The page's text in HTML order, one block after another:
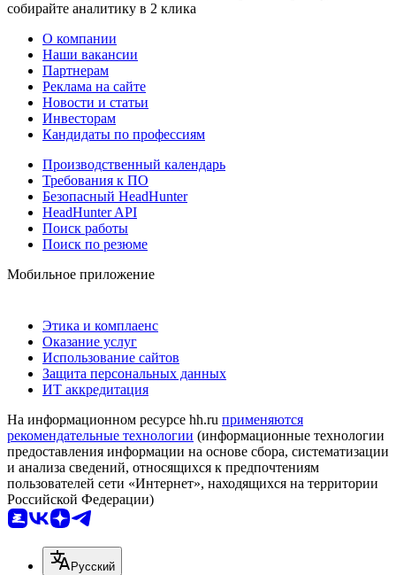
собирайте аналитику в 2 клика
О компании
Наши вакансии
Партнерам
Реклама на сайте
Новости и статьи
Инвесторам
Кандидаты по профессиям
Производственный календарь
Требования к ПО
Безопасный HeadHunter
HeadHunter API
Поиск работы
Поиск по резюме
Мобильное приложение
Этика и комплаенс
Оказание услуг
Использование сайтов
Защита персональных данных
ИТ аккредитация
На информационном ресурсе hh.ru применяются
рекомендательные технологии (информационные технологии
предоставления информации на основе сбора, систематизации
и анализа сведений, относящихся к предпочтениям
пользователей сети «Интернет», находящихся на территории
Российской Федерации)
Русский